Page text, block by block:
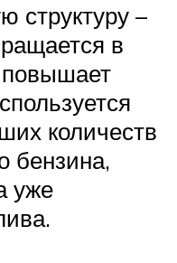
структуру –
в
количеств
бензина,
уже